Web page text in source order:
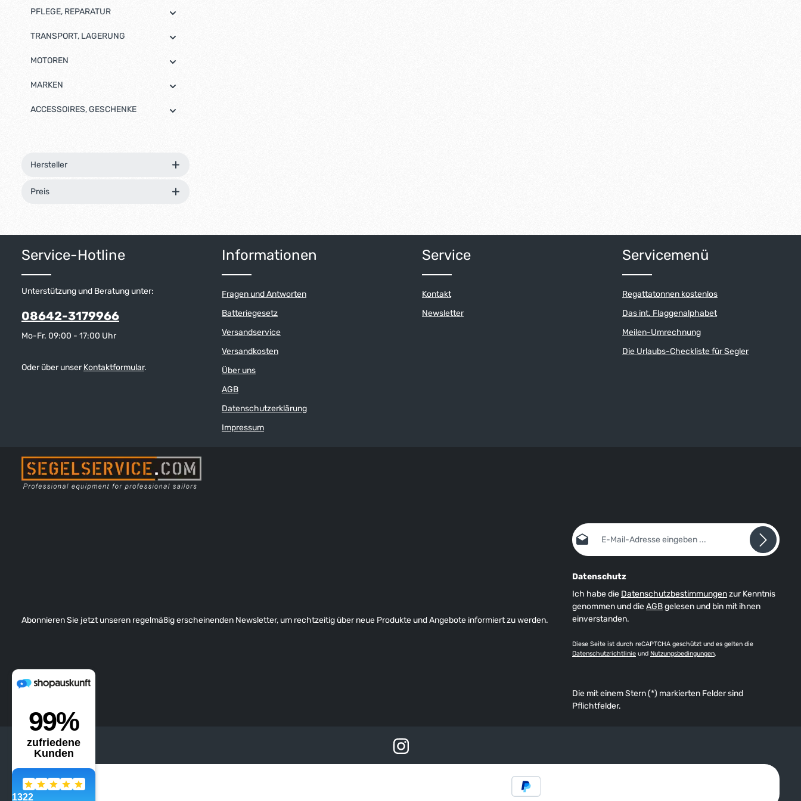
PFLEGE, REPARATUR
TRANSPORT, LAGERUNG
MOTOREN
MARKEN
ACCESSOIRES, GESCHENKE
Hersteller
Preis
Service-Hotline
Unterstützung und Beratung unter:
08642-3179966
Mo-Fr. 09:00 - 17:00 Uhr
Oder über unserKontaktformular.
Informationen
Fragen und Antworten
Batteriegesetz
Versandservice
Versandkosten
Über uns
AGB
Datenschutzerklärung
Impressum
Service
Kontakt
Newsletter
Servicemenü
Regattatonnen kostenlos
Das int. Flaggenalphabet
Meilen-Umrechnung
Die Urlaubs-Checkliste für Segler
Abonnieren Sie jetzt unseren regelmäßig erscheinenden Newsletter, um rechtzeitig über neue Produkte und Angebote informiert zu werden.
E-Mail-Adresse*
Datenschutz
Ich habe die Datenschutzbestimmungenzur Kenntnis
genommen und dieAGBgelesen und bin mit ihnen
einverstanden.
Diese Seite ist durch reCAPTCHA geschützt und es gelten die
Datenschutzrichtlinie und Nutzungsbedingungen.
Die mit einem Stern (*) markierten Felder sind
Pflichtfelder.